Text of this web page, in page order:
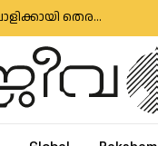
മുതലപ്പൊഴി ബോട്ട് അപകടം: കാണാതായ മത്സ്യത്തൊഴിലാളിക്കായി തെരച്ചിൽ തുടരുന്നു; സർക്കാർ അനാസ്ഥക്കെതിരെ പ്രതിഷേധം